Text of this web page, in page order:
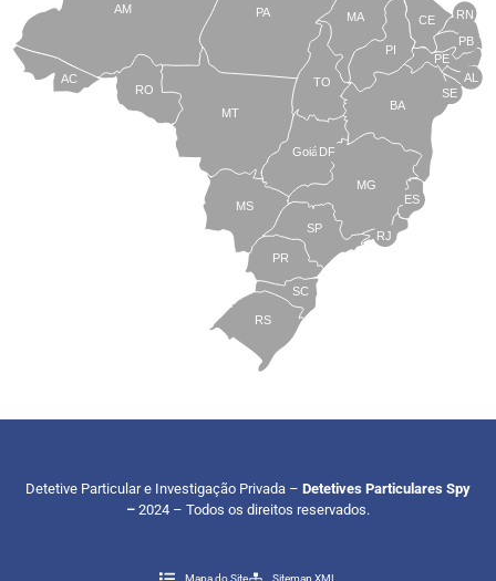
TO
BA
SE
PE
AL
RN
CE
PI
MA
PA
AM
AC
RO
MT
MS
Goiás
PR
SC
RS
SP
MG
RJ
ES
DF
PB
Detetive Particular e Investigação Privada – Detetives Particulares Spy
– 2024 – Todos os direitos reservados.